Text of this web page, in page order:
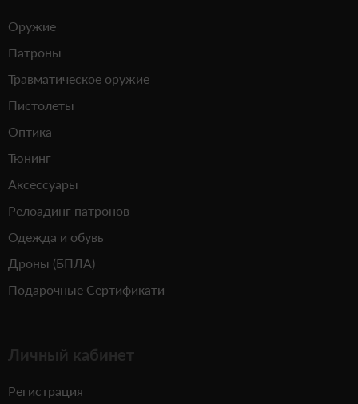
Оружие
Патроны
Травматическое оружие
Пистолеты
Оптика
Тюнинг
Аксессуары
Релоадинг патронов
Одежда и обувь
Дроны (БПЛА)
Подарочные Сертификати
Личный кабинет
Регистрация